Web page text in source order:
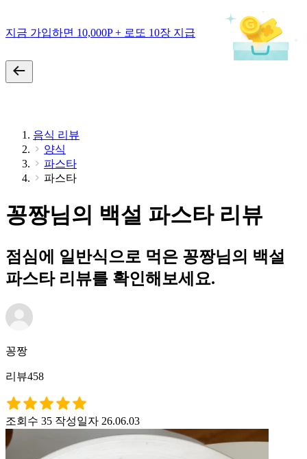
지금 가입하면 10,000P + 로또 10장 지급
음식 리뷰
양식
파스타
파스타
꽁짱님의 백설 파스타 리뷰
점심에 일반식으로 먹은 꽁짱님의 백설
파스타 리뷰를 확인해보세요.
꽁짱
리뷰458
조회수 35 작성일자 26.06.03